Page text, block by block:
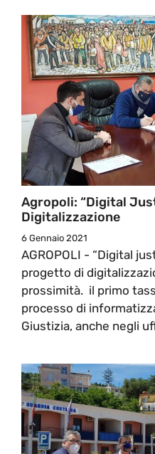
Agropoli: “Digital
Digitalizzazione
6 Gennaio 2021
AGROPOLI - “Digital
progetto di
prossimità. il primo
processo di
Giustizia, anche negli